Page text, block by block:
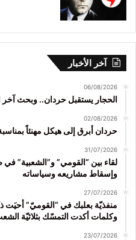
آخر الأخبار
06/08/2026
الحجار يستقبل حردان.. وبحث آخر
02/08/2026
حردان أبرق إلى هيكل مهنئاً
31/07/2026
لقاء بين “القومي” و”الشعبية” في
وإسقاط مشاريعه وسياساته
27/07/2026
منفذيّة بعلبك في “القوميّ” أحيَت
وكلمات أكدت التمسّك بثلاثيّة
23/07/2026